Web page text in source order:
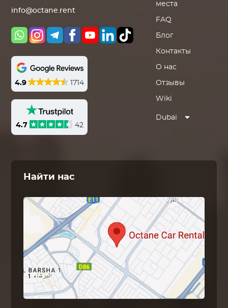
info@octane.rent
4.9 1714
4.7 42
места
FAQ
Блог
Контакты
О нас
Отзывы
Wiki
Dubai
Найти нас